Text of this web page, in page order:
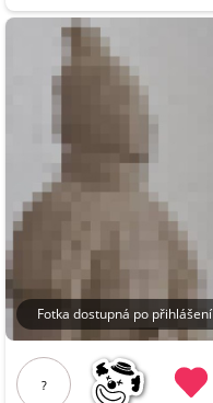
Fotka dostupná po přihlášení
?